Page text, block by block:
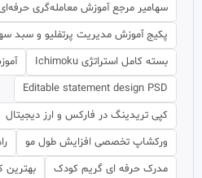
سهامیر مرجع آموزش معامله‌گری
پکیج آموزش مدیریت پرتفلیو و سبد
بسته کامل استراتژی Ichimoku
Editable statement design PSD
کپی تریدینگ در فارکس و ارز دیجیتال
ورکشاپ تخصصی افزایش طول مو
مدرک حرفه ای گریم کودک
بهترین